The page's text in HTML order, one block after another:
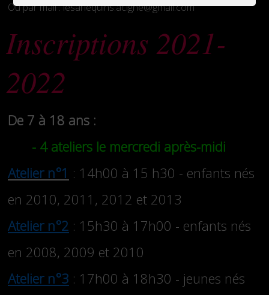
Ou par mail : lesarlequins.acigne@gmail.com
Inscriptions 2021-
2022
De 7 à 18 ans :
- 4 ateliers le mercredi après-midi
Atelier n°1 : 14h00 à 15 h30 - enfants nés
en 2010, 2011, 2012 et 2013
Atelier n°2 : 15h30 à 17h00 - enfants nés
en 2008, 2009 et 2010
Atelier n°3 : 17h00 à 18h30 - jeunes nés